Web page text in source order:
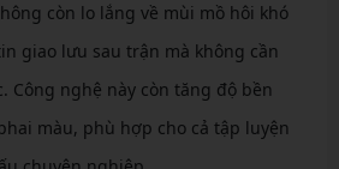
còn lo lắng về mùi mồ hôi khó
giao lưu sau trận mà không cần
Công nghệ này còn tăng độ bền
màu, phù hợp cho cả tập luyện